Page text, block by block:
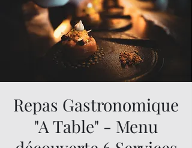
Repas Gastronomique
"A Table" - Menu